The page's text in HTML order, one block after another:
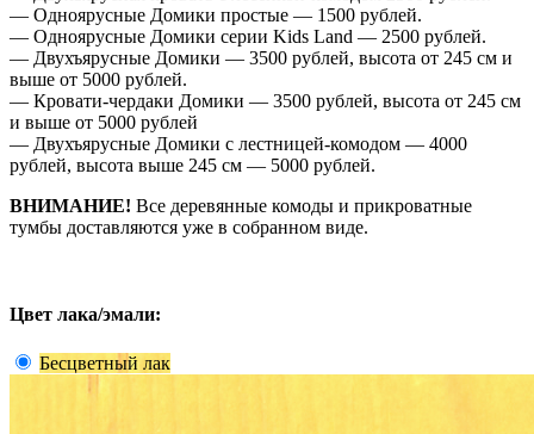
— Одноярусные Домики простые — 1500 рублей.
— Одноярусные Домики серии Kids Land — 2500 рублей.
— Двухъярусные Домики — 3500 рублей, высота от 245 см и
выше от 5000 рублей.
— Кровати-чердаки Домики — 3500 рублей, высота от 245 см
и выше от 5000 рублей
— Двухъярусные Домики с лестницей-комодом — 4000
рублей, высота выше 245 см — 5000 рублей.
ВНИМАНИЕ! Все деревянные комоды и прикроватные
тумбы доставляются уже в собранном виде.
Цвет лака/эмали:
Бесцветный лак